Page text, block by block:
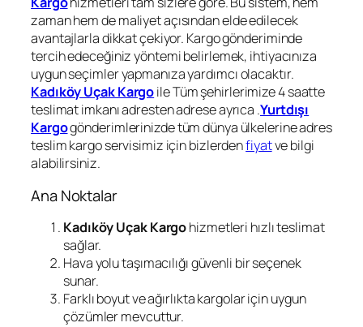
zaman hem de maliyet açısından elde edilecek
avantajlarla dikkat çekiyor. Kargo gönderiminde
tercih edeceğiniz yöntemi belirlemek, ihtiyacınıza
uygun seçimler yapmanıza yardımcı olacaktır.
Kadıköy Uçak Kargoile Tüm şehirlerimize 4 saatte
teslimat imkanı adresten adrese ayrıca .Yurtdışı
Kargogönderimlerinizde tüm dünya ülkelerine adres
teslim kargo servisimiz için bizlerdenfiyatve bilgi
alabilirsiniz.
Ana Noktalar
Kadıköy Uçak Kargohizmetleri hızlı teslimat
sağlar.
Hava yolu taşımacılığı güvenli bir seçenek
sunar.
Farklı boyut ve ağırlıkta kargolar için uygun
çözümler mevcuttur.